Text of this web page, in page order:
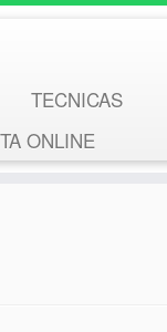
TECNICAS
ONLINE